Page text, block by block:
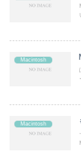
Macintosh
Macintosh